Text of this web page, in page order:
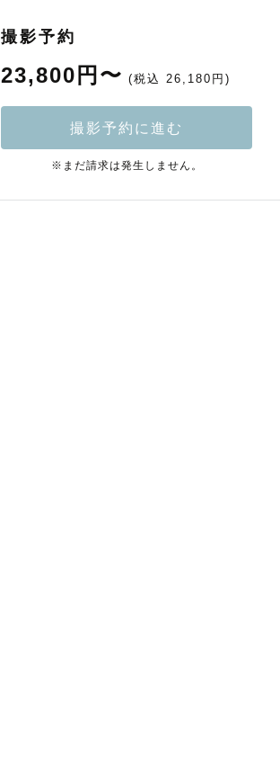
撮影予約
23,800円〜 (税込 26,180円)
撮影予約に進む
※まだ請求は発生しません。